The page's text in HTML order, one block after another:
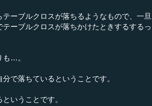
ーブルクロスが落ちるようなもので、一旦
ーブルクロスが落ちかけたときするするっ
…。
で落ちているということです。
いうことです。